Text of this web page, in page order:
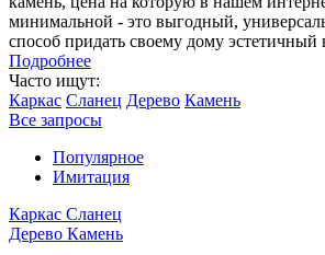
минимальной - это выгодный,
способ придать своему дому эстетичный
Подробнее
Часто ищут:
Каркас Сланец Дерево Камень
Все запросы
Популярное
Имитация
Каркас Сланец
Дерево Камень